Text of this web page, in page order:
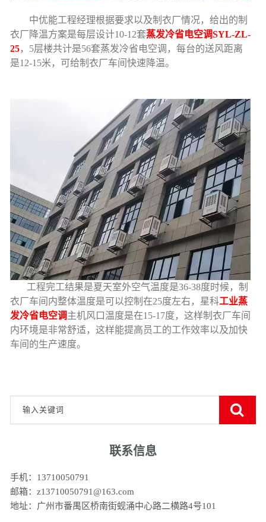
中优能工程经理根据要求以及制衣厂情况，给出的制
衣厂降温方案是每层设计10-12套蒸发冷省电空调SYL-ZL-
25，5层楼共计是56套蒸发冷省电空调，每台的送风距离
是12-15米，可给制衣厂车间快速降温。
工程完工结果是夏天室外空气温度是36-38度时候，制
衣厂车间内整体温度是可以控制在25度左右，星科工业蒸
发冷省电空调主机风口温度是在15-17度，这样制衣厂车间
内环境是非常舒适，这样能提高员工的工作效率以及加快
车间的生产速度。
联系信息
手机：13710050791
邮箱：z13710050791@163.com
地址：广州市番禺区桥南街蚬涌中心路二横路4号101